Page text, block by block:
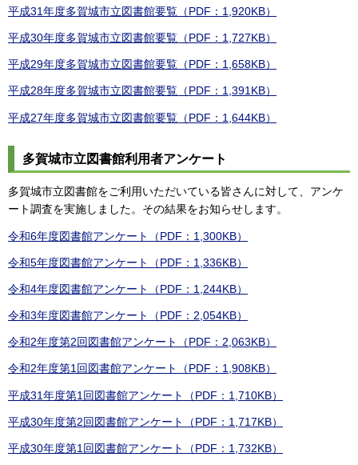
平成31年度多賀城市立図書館要覧（PDF：1,920KB）
平成30年度多賀城市立図書館要覧（PDF：1,727KB）
平成29年度多賀城市立図書館要覧（PDF：1,658KB）
平成28年度多賀城市立図書館要覧（PDF：1,391KB）
平成27年度多賀城市立図書館要覧（PDF：1,644KB）
多賀城市立図書館利用者アンケート
多賀城市立図書館をご利用いただいている皆さんに対して、アンケ
ート調査を実施しました。その結果をお知らせします。
令和6年度図書館アンケート（PDF：1,300KB）
令和5年度図書館アンケート（PDF：1,336KB）
令和4年度図書館アンケート（PDF：1,244KB）
令和3年度図書館アンケート（PDF：2,054KB）
令和2年度第2回図書館アンケート（PDF：2,063KB）
令和2年度第1回図書館アンケート（PDF：1,908KB）
平成31年度第1回図書館アンケート（PDF：1,710KB）
平成30年度第2回図書館アンケート（PDF：1,717KB）
平成30年度第1回図書館アンケート（PDF：1,732KB）